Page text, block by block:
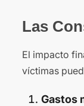
Las
El impacto
víctimas
Gastos